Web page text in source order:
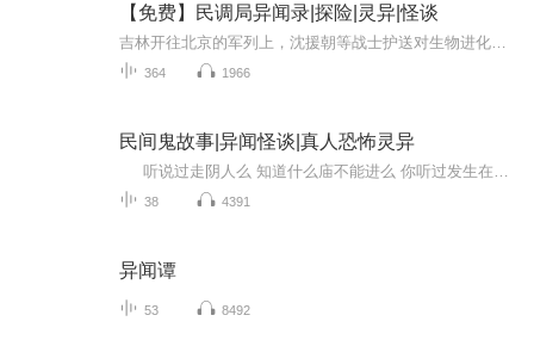
【免费】民调局异闻录|探险|灵异|怪谈
364 1966
民间鬼故事|异闻怪谈|真人恐怖灵异
38 4391
异闻谭
53 8492